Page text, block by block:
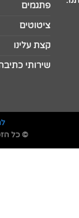
פתגמים
ציטוטים
קצת עלינו
שירותי
© כל